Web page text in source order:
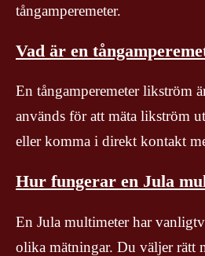
tångamperemeter.
Vad är en
En tångamperemeter likström
används för att mäta likström
eller komma i direkt kontakt
Hur fungerar en Jula
En Jula multimeter har
olika mätningar. Du väljer rätt